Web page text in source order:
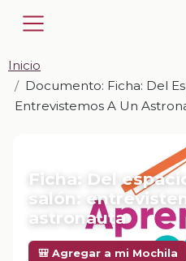
Inicio
Documento: Ficha: Del
Entrevistemos A Un
Ficha: Del
salón:
astronauta
🎒 Agregar a mi Mochila